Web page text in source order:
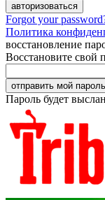
Forgot your
Политика
восстановление
Восстановите свой
Пароль будет